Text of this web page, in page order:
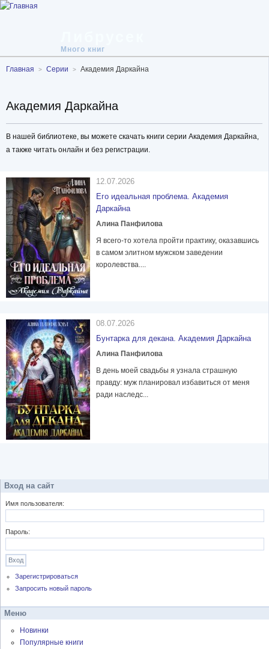
Много книг
Главная Серии Академия Даркайна
Академия Даркайна
В нашей библиотеке, вы можете скачать книги серии Академия Даркайна,
а также читать онлайн и без регистрации.
12.07.2026
Его идеальная проблема. Академия
Даркайна
Алина Панфилова
Я всего-то хотела пройти практику, оказавшись
в самом элитном мужском заведении
королевства....
08.07.2026
Бунтарка для декана. Академия Даркайна
Алина Панфилова
В день моей свадьбы я узнала страшную
правду: муж планировал избавиться от меня
ради наследс...
Вход на сайт
Имя пользователя:
Пароль:
Зарегистрироваться
Запросить новый пароль
Меню
Новинки
Популярные книги